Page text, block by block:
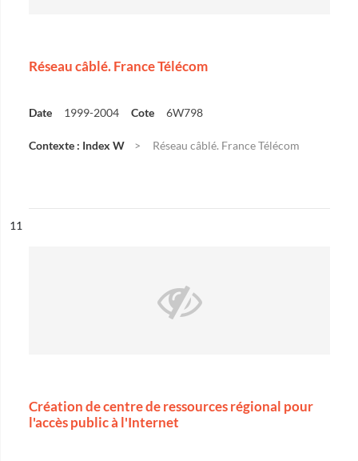
Réseau câblé. France Télécom
Date 1999-2004 Cote 6W798
Contexte : Index W Réseau câblé. France Télécom
n°
11
Création de centre de ressources régional pour
l'accès public à l'Internet